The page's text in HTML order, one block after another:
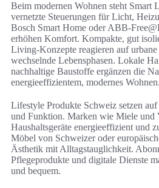
Beim modernen Wohnen steht Smart
vernetzte Steuerungen für Licht,
Bosch Smart Home oder ABB-
erhöhen Komfort. Kompakte, gut
Living-Konzepte reagieren auf
wechselnde Lebensphasen. Lokale
nachhaltige Baustoffe ergänzen die
energieeffizientem, modernes Wohnen.
Lifestyle Produkte Schweiz setzen
und Funktion. Marken wie Miele und
Haushaltsgeräte energieeffizient und
Möbel von Schweizer oder
Ästhetik mit Alltagstauglichkeit.
Pflegeprodukte und digitale Dienste
und bequem.